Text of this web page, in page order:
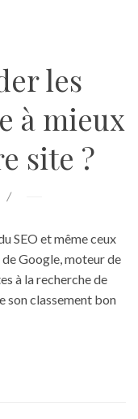
les
à mieux
site ?
SEO et même ceux
Google, moteur de
à la recherche de
son classement bon